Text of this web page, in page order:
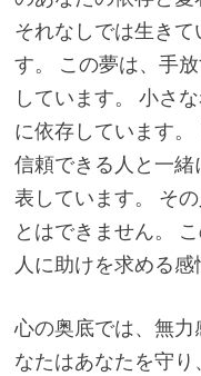
それなしでは生き
す。 この夢は、手
しています。 小さ
に依存しています
信頼できる人と一
表しています。 そ
とはできません。
人に助けを求める感
心の奥底では、無
なたはあなたを守